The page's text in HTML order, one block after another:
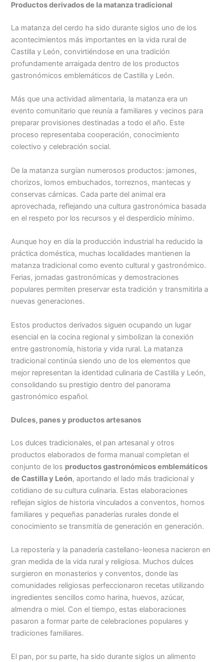
Productos derivados de la matanza tradicional
La matanza del cerdo ha sido durante siglos uno de los
acontecimientos más importantes en la vida rural de
Castilla y León, convirtiéndose en una tradición
profundamente arraigada dentro de los productos
gastronómicos emblemáticos de Castilla y León.
Más que una actividad alimentaria, la matanza era un
evento comunitario que reunía a familiares y vecinos para
preparar provisiones destinadas a todo el año. Este
proceso representaba cooperación, conocimiento
colectivo y celebración social.
De la matanza surgían numerosos productos: jamones,
chorizos, lomos embuchados, torreznos, mantecas y
conservas cárnicas. Cada parte del animal era
aprovechada, reflejando una cultura gastronómica basada
en el respeto por los recursos y el desperdicio mínimo.
Aunque hoy en día la producción industrial ha reducido la
práctica doméstica, muchas localidades mantienen la
matanza tradicional como evento cultural y gastronómico.
Ferias, jornadas gastronómicas y demostraciones
populares permiten preservar esta tradición y transmitirla a
nuevas generaciones.
Estos productos derivados siguen ocupando un lugar
esencial en la cocina regional y simbolizan la conexión
entre gastronomía, historia y vida rural. La matanza
tradicional continúa siendo uno de los elementos que
mejor representan la identidad culinaria de Castilla y León,
consolidando su prestigio dentro del panorama
gastronómico español.
Dulces, panes y productos artesanos
Los dulces tradicionales, el pan artesanal y otros
productos elaborados de forma manual completan el
conjunto de los productos gastronómicos emblemáticos
de Castilla y León, aportando el lado más tradicional y
cotidiano de su cultura culinaria. Estas elaboraciones
reflejan siglos de historia vinculados a conventos, hornos
familiares y pequeñas panaderías rurales donde el
conocimiento se transmitía de generación en generación.
La repostería y la panadería castellano-leonesa nacieron en
gran medida de la vida rural y religiosa. Muchos dulces
surgieron en monasterios y conventos, donde las
comunidades religiosas perfeccionaron recetas utilizando
ingredientes sencillos como harina, huevos, azúcar,
almendra o miel. Con el tiempo, estas elaboraciones
pasaron a formar parte de celebraciones populares y
tradiciones familiares.
El pan, por su parte, ha sido durante siglos un alimento